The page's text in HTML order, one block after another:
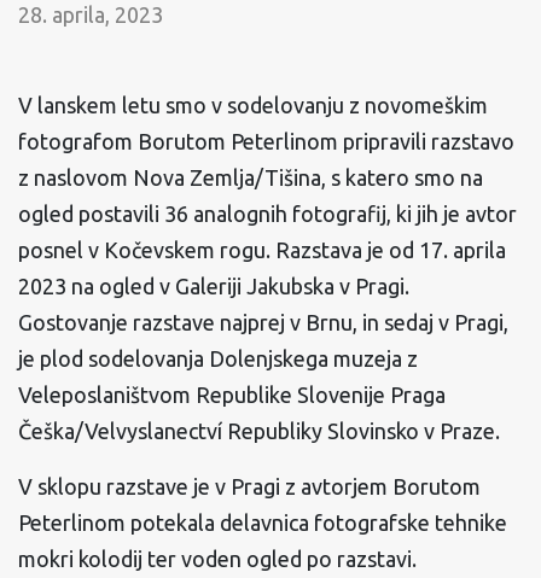
28. aprila, 2023
V lanskem letu smo v sodelovanju z novomeškim
fotografom Borutom Peterlinom pripravili razstavo
z naslovom Nova Zemlja/Tišina, s katero smo na
ogled postavili 36 analognih fotografij, ki jih je avtor
posnel v Kočevskem rogu. Razstava je od 17. aprila
2023 na ogled v Galeriji Jakubska v Pragi.
Gostovanje razstave najprej v Brnu, in sedaj v Pragi,
je plod sodelovanja Dolenjskega muzeja z
Veleposlaništvom Republike Slovenije Praga
Češka/Velvyslanectví Republiky Slovinsko v Praze.
V sklopu razstave je v Pragi z avtorjem Borutom
Peterlinom potekala delavnica fotografske tehnike
mokri kolodij ter voden ogled po razstavi.